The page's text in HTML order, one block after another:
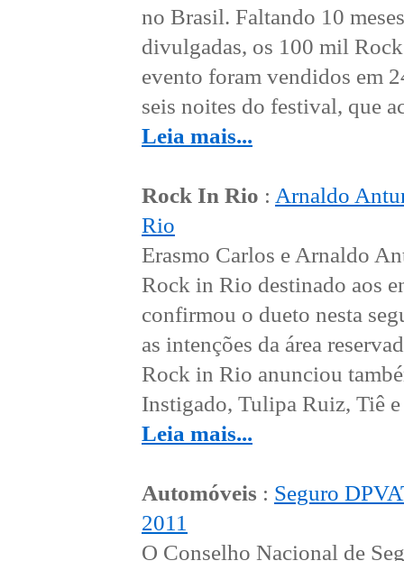
no Brasil. Faltando 10
divulgadas, os 100 mil
evento foram vendidos em
seis noites do festival, que
Leia mais...
Rock In Rio : Arnaldo
Rio
Erasmo Carlos e Arnaldo
Rock in Rio destinado aos
confirmou o dueto nesta
as intenções da área
Rock in Rio anunciou
Instigado, Tulipa Ruiz, Tiê
Leia mais...
Automóveis : Seguro
2011
O Conselho Nacional de